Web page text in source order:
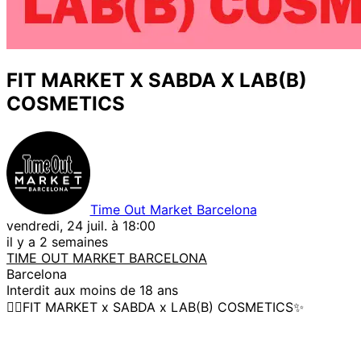
FIT MARKET X SABDA X LAB(B)
COSMETICS
Time Out Market Barcelona
vendredi, 24 juil. à 18:00
il y a 2 semaines
TIME OUT MARKET BARCELONA
Barcelona
Interdit aux moins de 18 ans
🧘‍♀️FIT MARKET x SABDA x LAB(B) COSMETICS✨